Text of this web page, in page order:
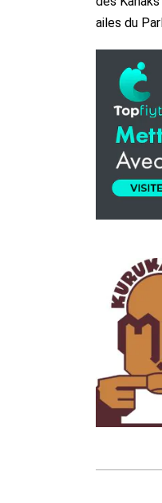
ailes du